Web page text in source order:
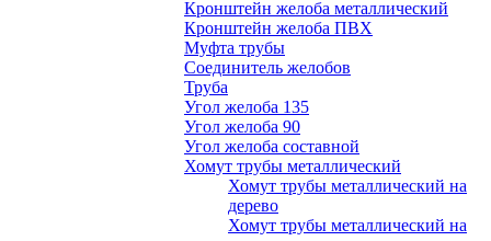
Кронштейн желоба металлический
Кронштейн желоба ПВХ
Муфта трубы
Соединитель желобов
Труба
Угол желоба 135
Угол желоба 90
Угол желоба составной
Хомут трубы металлический
Хомут трубы металлический на
дерево
Хомут трубы металлический на